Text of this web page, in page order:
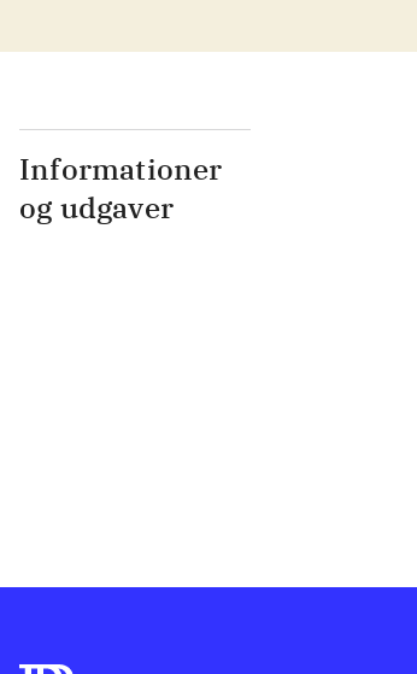
Informationer
og udgaver